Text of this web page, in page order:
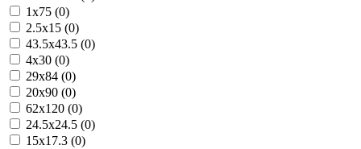
1x75 (0)
2.5x15 (0)
43.5x43.5 (0)
4x30 (0)
29x84 (0)
20x90 (0)
62x120 (0)
24.5x24.5 (0)
15x17.3 (0)